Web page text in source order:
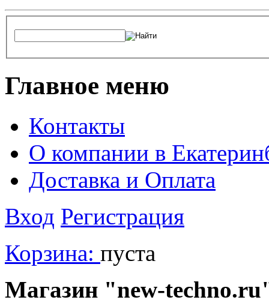
Главное меню
Контакты
О компании в
Доставка и Оплата
Вход Регистрация
Корзина: пуста
Магазин "new-